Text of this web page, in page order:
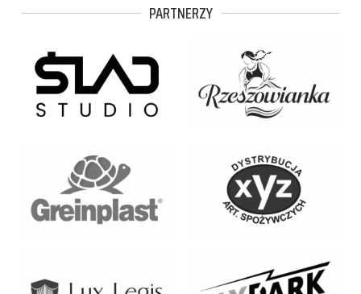
PARTNERZY